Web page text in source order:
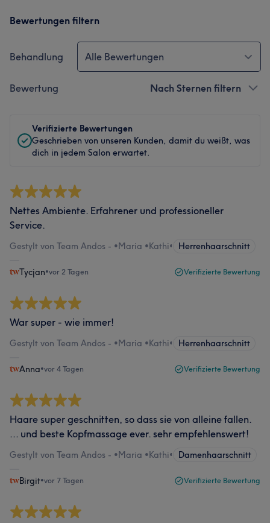
Bewertungen filtern
Behandlung Alle Bewertungen
Bewertung Nach Sternen filtern
Verifizierte Bewertungen
Geschrieben von unseren Kunden, damit du weißt, was
dich in jedem Salon erwartet.
Nettes Ambiente. Erfahrener und professioneller
Service.
Gestylt von Team Andos - •Maria •Kathi• Herrenhaarschnitt
Tycjan•vor 2 Tagen Verifizierte Bewertung
War super - wie immer!
Gestylt von Team Andos - •Maria •Kathi• Herrenhaarschnitt
Anna•vor 4 Tagen Verifizierte Bewertung
Haare super geschnitten, so dass sie von alleine fallen.
... und beste Kopfmassage ever. sehr empfehlenswert!
Gestylt von Team Andos - •Maria •Kathi• Damenhaarschnitt
Birgit•vor 7 Tagen Verifizierte Bewertung